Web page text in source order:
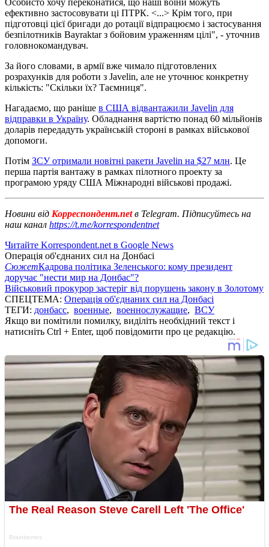
ефективно застосовувати ці ПТРК. <...> Крім того, при
підготовці цієї бригади до ротації відпрацюємо і застосування
безпілотників Bayraktar з бойовим ураженням цілі", - уточнив
головнокомандувач.
За його словами, в армії вже чимало підготовлених
розрахунків для роботи з Javelin, але не уточнює конкретну
кількість: "Скільки їх? Таємниця".
Нагадаємо, що раніше в США відвантажили Javelin для
відправки в Україну. Обладнання вартістю понад 60 мільйонів
доларів передадуть українській стороні в рамках військової
допомоги.
Потім ЗСУ отримали новітні ракети Javelin на $27 млн. Це
перша партія вантажу в рамках пілотного проекту за
програмою уряду США Міжнародні військові продажі.
Новини від Корреспондент.netв Telegram. Підписуйтесь на
наш канал https://t.me/korrespondentnet
Читайте Korrespondent.net в Google News
Операція об'єднаних сил на Донбасі
СюжетКадрова політика Зеленського: кому президент
доручає "нести мир на Донбас"?
Військовий прокурор застеріг від порушень закону в Золотому
СПЕЦТЕМА: Операція об'єднаних сил на Донбасі
ТЕГИ: донбасс, военные, военнослужащие, ВСУ
Якщо ви помітили помилку, виділіть необхідний текст і
натисніть Ctrl + Enter, щоб повідомити про це редакцію.